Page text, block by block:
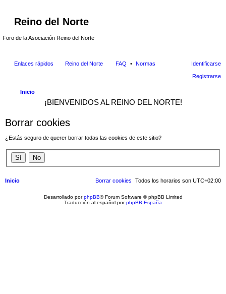
Reino del Norte
Foro de la Asociación Reino del Norte
Enlaces rápidos Reino del Norte FAQ Normas Identificarse
Registrarse
Inicio
¡BIENVENIDOS AL REINO DEL NORTE!
Borrar cookies
¿Estás seguro de querer borrar todas las cookies de este sitio?
Inicio Todos los horarios son UTC+02:00
Borrar cookies
Desarrollado porphpBB® Forum Software © phpBB Limited
Traducción al español porphpBB España